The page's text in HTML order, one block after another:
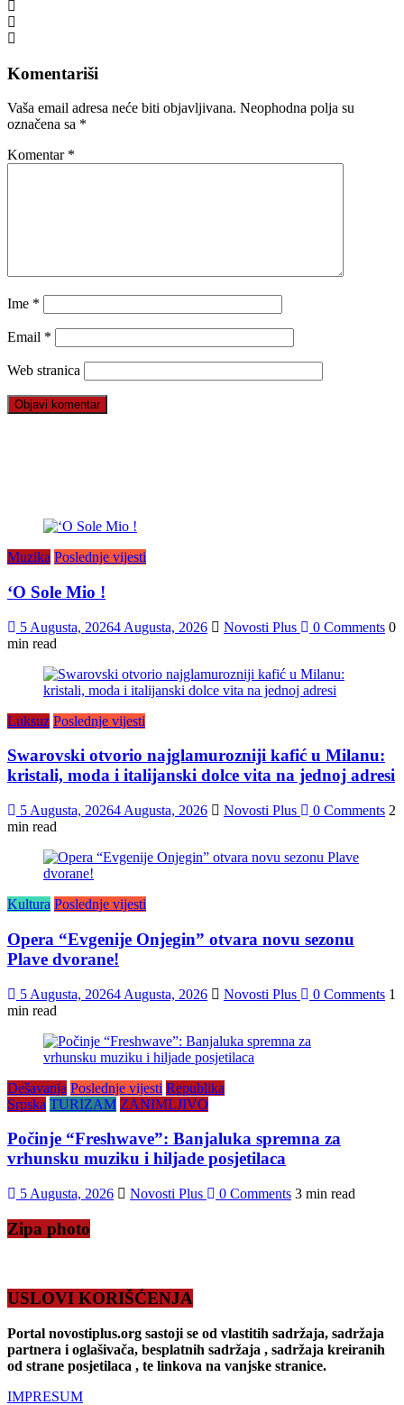
Komentariši
Vaša email adresa neće biti objavljivana. Neophodna polja su
označena sa *
Komentar *
Ime *
Email *
Web stranica
Muzika Poslednje vijesti
‘O Sole Mio !
5 Augusta, 20264 Augusta, 2026 Novosti Plus 0 Comments 0
min read
Luksuz Poslednje vijesti
Swarovski otvorio najglamurozniji kafić u Milanu:
kristali, moda i italijanski dolce vita na jednoj adresi
5 Augusta, 20264 Augusta, 2026 Novosti Plus 0 Comments 2
min read
Kultura Poslednje vijesti
Opera “Evgenije Onjegin” otvara novu sezonu
Plave dvorane!
5 Augusta, 20264 Augusta, 2026 Novosti Plus 0 Comments 1
min read
Dešavanja Poslednje vijesti Republika
Srpska TURIZAM ZANIMLJIVO
Počinje “Freshwave”: Banjaluka spremna za
vrhunsku muziku i hiljade posjetilaca
5 Augusta, 2026 Novosti Plus 0 Comments 3 min read
Zipa photo
USLOVI KORIŠĆENJA
Portal novostiplus.org sastoji se od vlastitih sadržaja, sadržaja
partnera i oglašivača, besplatnih sadržaja , sadržaja kreiranih
od strane posjetilaca , te linkova na vanjske stranice.
IMPRESUM